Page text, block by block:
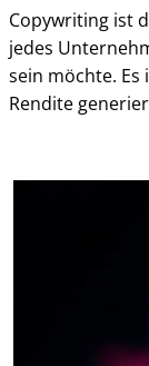
Copywriting ist
jedes
sein möchte.
Rendite